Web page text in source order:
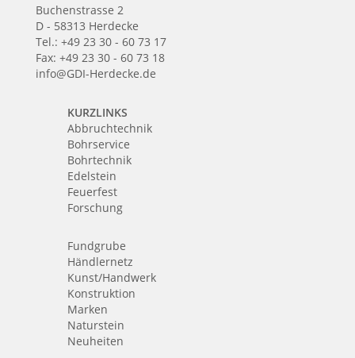
Buchenstrasse 2
D - 58313 Herdecke
Tel.: +49 23 30 - 60 73 17
Fax: +49 23 30 - 60 73 18
info@GDI-Herdecke.de
KURZLINKS
Abbruchtechnik
Bohrservice
Bohrtechnik
Edelstein
Feuerfest
Forschung
Fundgrube
Händlernetz
Kunst/Handwerk
Konstruktion
Marken
Naturstein
Neuheiten